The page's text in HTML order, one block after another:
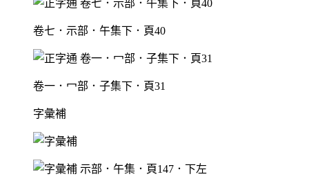
卷七．示部．午集下．頁40
卷一．冖部．子集下．頁31
字彙補